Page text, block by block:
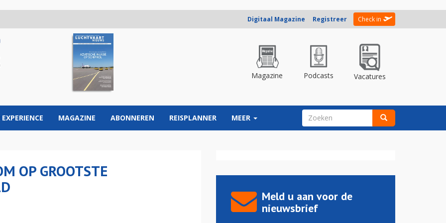
Digitaal Magazine Registreer Check in
Magazine Podcasts Vacatures
EXPERIENCE MAGAZINE ABONNEREN REISPLANNER MEER ZOEKVELD
OP GROOTSTE
Meld u aan voor de
nieuwsbrief